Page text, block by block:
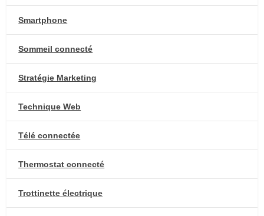
Smartphone
Sommeil connecté
Stratégie Marketing
Technique Web
Télé connectée
Thermostat connecté
Trottinette électrique